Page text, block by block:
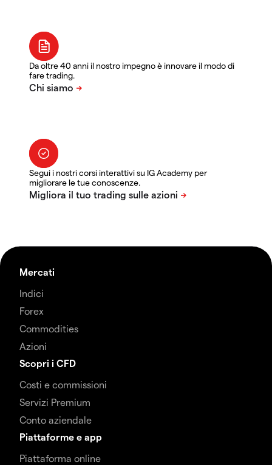
Da oltre 40 anni il nostro impegno è innovare il modo di
fare trading.
Segui i nostri corsi interattivi su IG Academy per
migliorare le tue conoscenze.
Mercati
Indici
Forex
Commodities
Azioni
Scopri i CFD
Costi e commissioni
Servizi Premium
Conto aziendale
Piattaforme e app
Piattaforma online